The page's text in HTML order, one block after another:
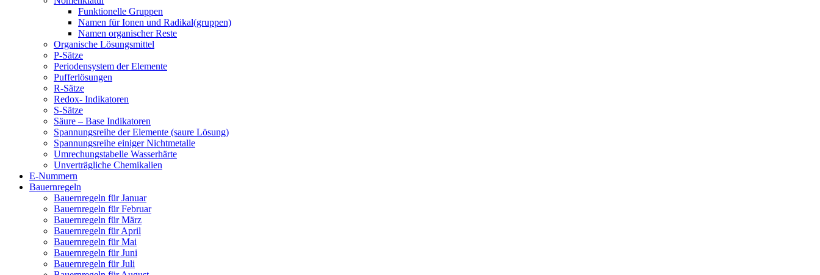
Funktionelle Gruppen
Namen für Ionen und Radikal(gruppen)
Namen organischer Reste
Organische Lösungsmittel
P-Sätze
Periodensystem der Elemente
Pufferlösungen
R-Sätze
Redox- Indikatoren
S-Sätze
Säure – Base Indikatoren
Spannungsreihe der Elemente (saure Lösung)
Spannungsreihe einiger Nichtmetalle
Umrechungstabelle Wasserhärte
Unverträgliche Chemikalien
E-Nummern
Bauernregeln
Bauernregeln für Januar
Bauernregeln für Februar
Bauernregeln für März
Bauernregeln für April
Bauernregeln für Mai
Bauernregeln für Juni
Bauernregeln für Juli